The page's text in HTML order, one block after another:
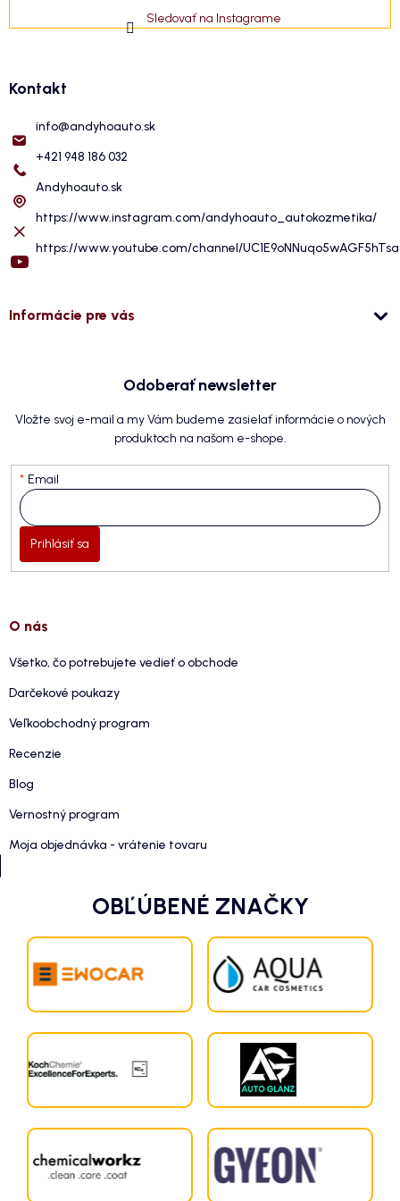
Sledovať na Instagrame
Kontakt
info@andyhoauto.sk
+421 948 186 032
Andyhoauto.sk
https://www.instagram.com/andyhoauto_autokozmetika/
https://www.youtube.com/channel/
Informácie pre vás
Odoberať newsletter
Vložte svoj e-mail a my Vám budeme zasielať informácie o nových
produktoch na našom e-shope.
Email
Prihlásiť sa
O nás
Všetko, čo potrebujete vedieť o obchode
Darčekové poukazy
Veľkoobchodný program
Recenzie
Blog
Vernostný program
Moja objednávka - vrátenie tovaru
OBĽÚBENÉ ZNAČKY